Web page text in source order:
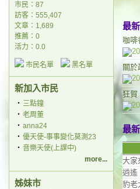
市民：87
訪客：555,407
文章：1,689
推薦： 0
活力：0.0
市民名單 黑名單
新加入市民
‧ 三點鐘
‧ 老周董
‧ anna24
‧ 優天使-事事變化莫測23
‧ 音樂天使(上課中)
more...
姊妹市
最
咖啡
關於
狂賀
最
大家
逍遙
豹老